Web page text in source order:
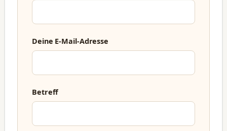
Deine E-Mail-Adresse
Betreff